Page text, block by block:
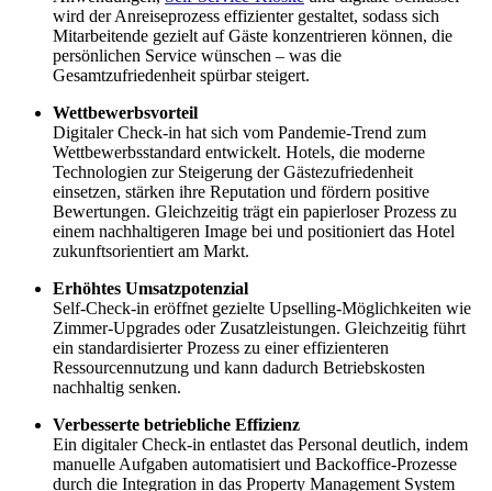
wird der Anreiseprozess effizienter gestaltet, sodass sich
Mitarbeitende gezielt auf Gäste konzentrieren können, die
persönlichen Service wünschen – was die
Gesamtzufriedenheit spürbar steigert.
Wettbewerbsvorteil
Digitaler Check-in hat sich vom Pandemie-Trend zum
Wettbewerbsstandard entwickelt. Hotels, die moderne
Technologien zur Steigerung der Gästezufriedenheit
einsetzen, stärken ihre Reputation und fördern positive
Bewertungen. Gleichzeitig trägt ein papierloser Prozess zu
einem nachhaltigeren Image bei und positioniert das Hotel
zukunftsorientiert am Markt.
Erhöhtes Umsatzpotenzial
Self-Check-in eröffnet gezielte Upselling-Möglichkeiten wie
Zimmer-Upgrades oder Zusatzleistungen. Gleichzeitig führt
ein standardisierter Prozess zu einer effizienteren
Ressourcennutzung und kann dadurch Betriebskosten
nachhaltig senken.
Verbesserte betriebliche Effizienz
Ein digitaler Check-in entlastet das Personal deutlich, indem
manuelle Aufgaben automatisiert und Backoffice-Prozesse
durch die Integration in das Property Management System